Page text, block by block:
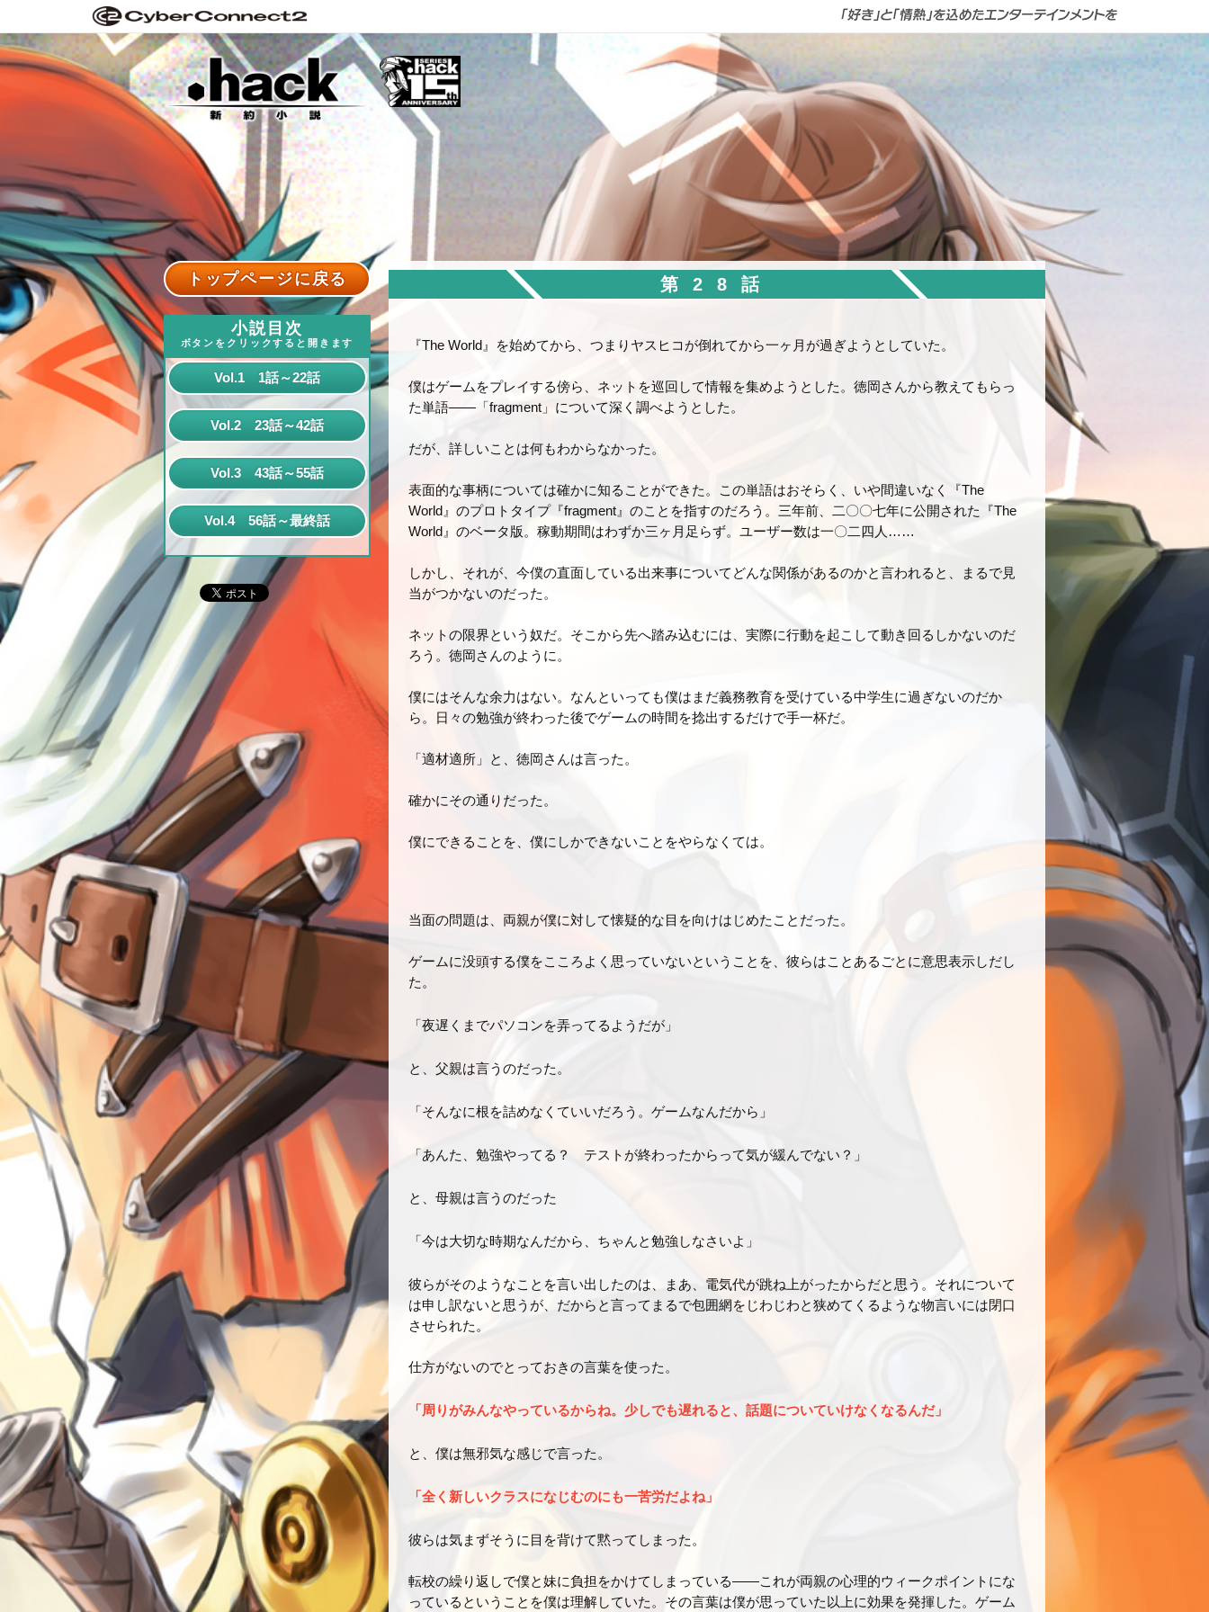
トップページに戻る
小説目次
ボタンをクリックすると開きます
Vol.1 1話～22話
第1話
第3話
第4話
第6話
第7話
第8話
第10話
第11話
第12話
第13話
第14話
第15話
第16話
第17話
第18話
第19話
第20話
第21話
第22話
Vol.2 23話～42話
第23話
第25話
第26話
第27話
第28話
第29話
第31話
第32話
第33話
第34話
第35話
第36話
第37話
第38話
第39話
第40話
第41話
第42話
Vol.3 43話～55話
第43話
第45話
第46話
第47話
第50話
第51話
第52話
第53話
第54話
第55話
Vol.4 56話～最終話
第56話
第57話
第58話
第59話
第61話
第62話
第63話
第64話
第65話
第66話
第67話NEW
第68話
第69話
第28話
『The World』を始めてから、つまりヤスヒコが倒れてから一ヶ月が過ぎようとしていた。
僕はゲームをプレイする傍ら、ネットを巡回して情報を集めようとした。徳岡さんから教えてもらっ
た単語――「fragment」について深く調べようとした。
だが、詳しいことは何もわからなかった。
表面的な事柄については確かに知ることができた。この単語はおそらく、いや間違いなく『The
World』のプロトタイプ『fragment』のことを指すのだろう。三年前、二〇〇七年に公開された『The
World』のベータ版。稼動期間はわずか三ヶ月足らず。ユーザー数は一〇二四人……
しかし、それが、今僕の直面している出来事についてどんな関係があるのかと言われると、まるで見
当がつかないのだった。
ネットの限界という奴だ。そこから先へ踏み込むには、実際に行動を起こして動き回るしかないのだ
ろう。徳岡さんのように。
僕にはそんな余力はない。なんといっても僕はまだ義務教育を受けている中学生に過ぎないのだか
ら。日々の勉強が終わった後でゲームの時間を捻出するだけで手一杯だ。
「適材適所」と、徳岡さんは言った。
確かにその通りだった。
僕にできることを、僕にしかできないことをやらなくては。
当面の問題は、両親が僕に対して懐疑的な目を向けはじめたことだった。
ゲームに没頭する僕をこころよく思っていないということを、彼らはことあるごとに意思表示しだし
た。
「夜遅くまでパソコンを弄ってるようだが」
と、父親は言うのだった。
「そんなに根を詰めなくていいだろう。ゲームなんだから」
「あんた、勉強やってる？ テストが終わったからって気が緩んでない？」
と、母親は言うのだった
「今は大切な時期なんだから、ちゃんと勉強しなさいよ」
彼らがそのようなことを言い出したのは、まあ、電気代が跳ね上がったからだと思う。それについて
は申し訳ないと思うが、だからと言ってまるで包囲網をじわじわと狭めてくるような物言いには閉口
させられた。
仕方がないのでとっておきの言葉を使った。
「周りがみんなやっているからね。少しでも遅れると、話題についていけなくなるんだ」
と、僕は無邪気な感じで言った。
「全く新しいクラスになじむのにも一苦労だよね」
彼らは気まずそうに目を背けて黙ってしまった。
転校の繰り返しで僕と妹に負担をかけてしまっている――これが両親の心理的ウィークポイントにな
っているということを僕は理解していた。その言葉は僕が思っていた以上に効果を発揮した。ゲーム